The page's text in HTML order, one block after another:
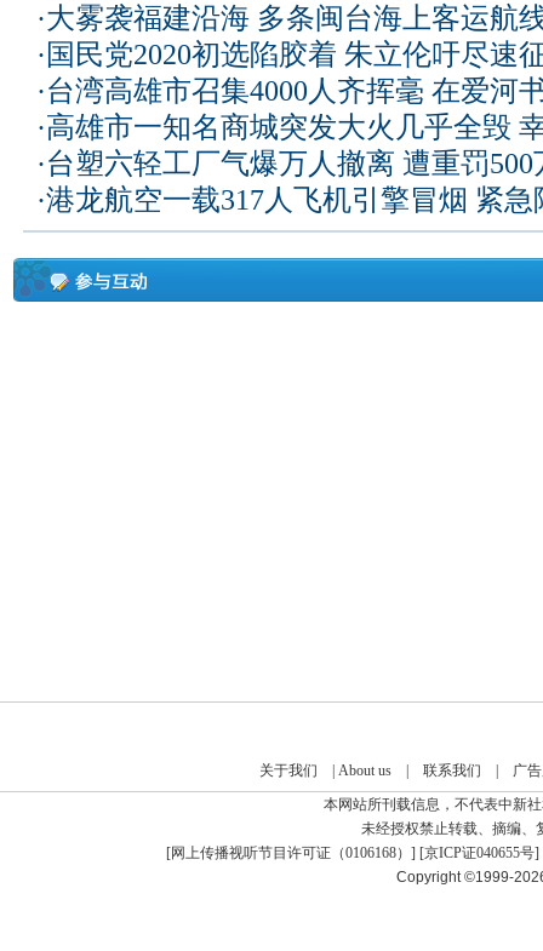
·大雾袭福建沿海 多条闽台海上客运航
· 国民党2020初选陷胶着 朱立伦吁尽速
·台湾高雄市召集4000人齐挥毫 在爱河
·高雄市一知名商城突发大火几乎全毁
·台塑六轻工厂气爆万人撤离 遭重罚
·港龙航空一载317人飞机引擎冒烟 紧
关于我们 About us| 联系我们
广
本网站所刊载信息，不代表中新
未经授权禁止转载、摘编、
[网上传播视听节目许可证（0106168） ] [京ICP证040655号]
Copyright ©1999-